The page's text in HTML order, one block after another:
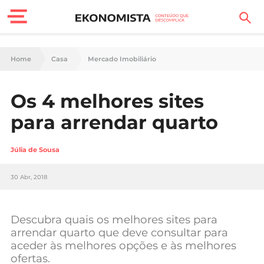
Finanças Pessoais
Carreira
Casa
Tecnologia
Negócios
Home Casa Mercado Imobiliário
Os 4 melhores sites
para arrendar quarto
Júlia de Sousa
30 Abr, 2018
Descubra quais os melhores sites para
arrendar quarto que deve consultar para
aceder às melhores opções e às melhores
ofertas.